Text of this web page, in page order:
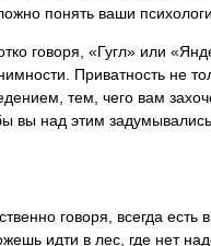
понять ваши
говоря, «Гугл» или
Приватность не
тем, чего вам
вы над этим задумывались.
говоря, всегда
идти в лес, где нет